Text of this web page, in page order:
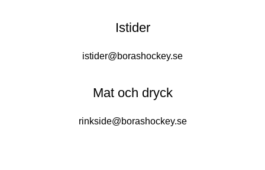
Istider
istider@borashockey.se
Mat och dryck
rinkside@borashockey.se